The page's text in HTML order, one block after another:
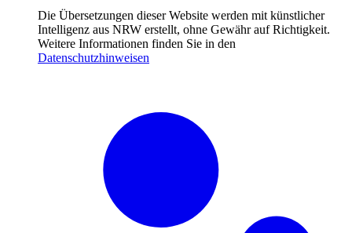
Die Übersetzungen dieser Website werden mit künstlicher
Intelligenz aus NRW erstellt, ohne Gewähr auf Richtigkeit.
Weitere Informationen finden Sie in den
Datenschutzhinweisen